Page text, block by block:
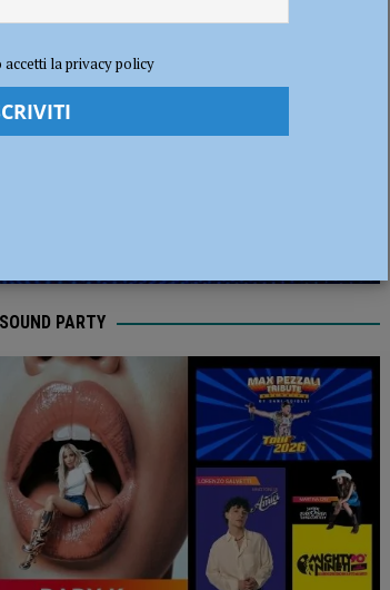
NOTIZIE
PARTY
accetti la privacy policy